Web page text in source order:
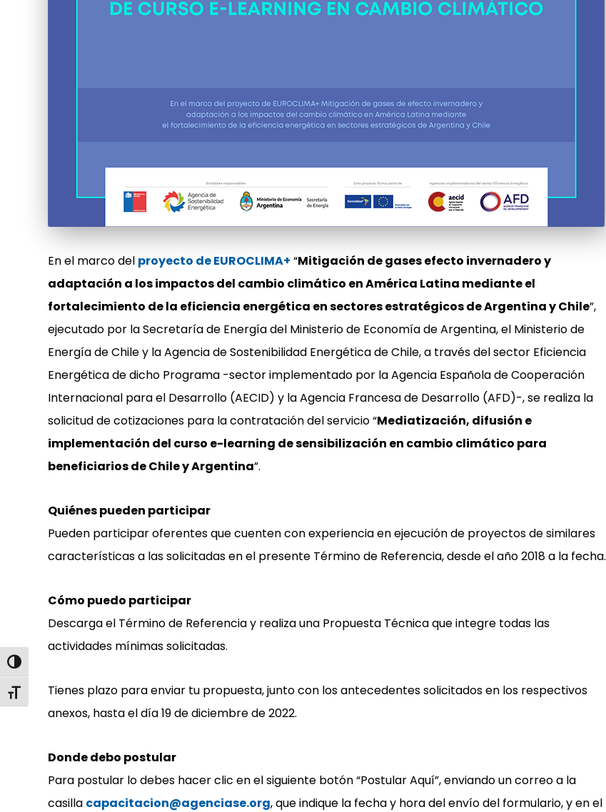
Alternar alto contraste
Alternar tamaño de letra
En el marco del proyecto de EUROCLIMA+ “Mitigación de gases efecto invernadero y
adaptación a los impactos del cambio climático en América Latina mediante el
fortalecimiento de la eficiencia energética en sectores estratégicos de Argentina y Chile”,
ejecutado por la Secretaría de Energía del Ministerio de Economía de Argentina, el Ministerio de
Energía de Chile y la Agencia de Sostenibilidad Energética de Chile, a través del sector Eficiencia
Energética de dicho Programa -sector implementado por la Agencia Española de Cooperación
Internacional para el Desarrollo (AECID) y la Agencia Francesa de Desarrollo (AFD)-, se realiza la
solicitud de cotizaciones para la contratación del servicio “Mediatización, difusión e
implementación del curso e-learning de sensibilización en cambio climático para
beneficiarios de Chile y Argentina”.
Quiénes pueden participar
Pueden participar oferentes que cuenten con experiencia en ejecución de proyectos de similares
características a las solicitadas en el presente Término de Referencia, desde el año 2018 a la fecha.
Cómo puedo participar
Descarga el Término de Referencia y realiza una Propuesta Técnica que integre todas las
actividades mínimas solicitadas.
Tienes plazo para enviar tu propuesta, junto con los antecedentes solicitados en los respectivos
anexos, hasta el día 19 de diciembre de 2022.
Donde debo postular
Para postular lo debes hacer clic en el siguiente botón “Postular Aquí”, enviando un correo a la
casilla capacitacion@agenciase.org, que indique la fecha y hora del envío del formulario, y en el